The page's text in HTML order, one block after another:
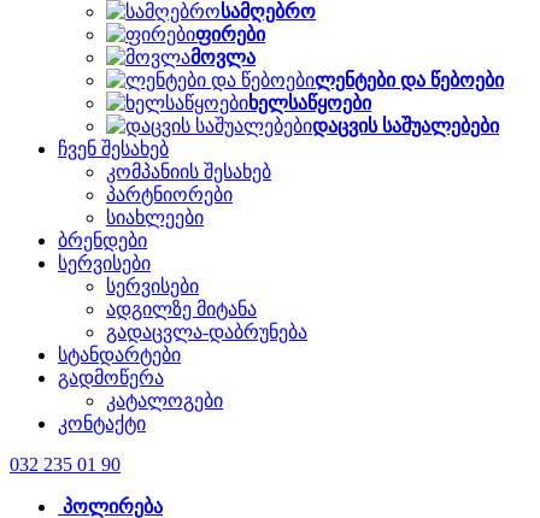
სამღებრო
ფირები
მოვლა
ლენტები და წებოები
ხელსაწყოები
დაცვის საშუალებები
ჩვენ შესახებ
კომპანიის შესახებ
პარტნიორები
სიახლეები
ბრენდები
სერვისები
სერვისები
ადგილზე მიტანა
გადაცვლა-დაბრუნება
სტანდარტები
გადმოწერა
კატალოგები
კონტაქტი
032 235 01 90
პოლირება